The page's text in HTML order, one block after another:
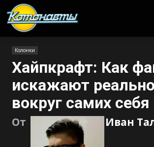
Колонки
Хайпкрафт: Как
искажают
вокруг самих себя
От Иван